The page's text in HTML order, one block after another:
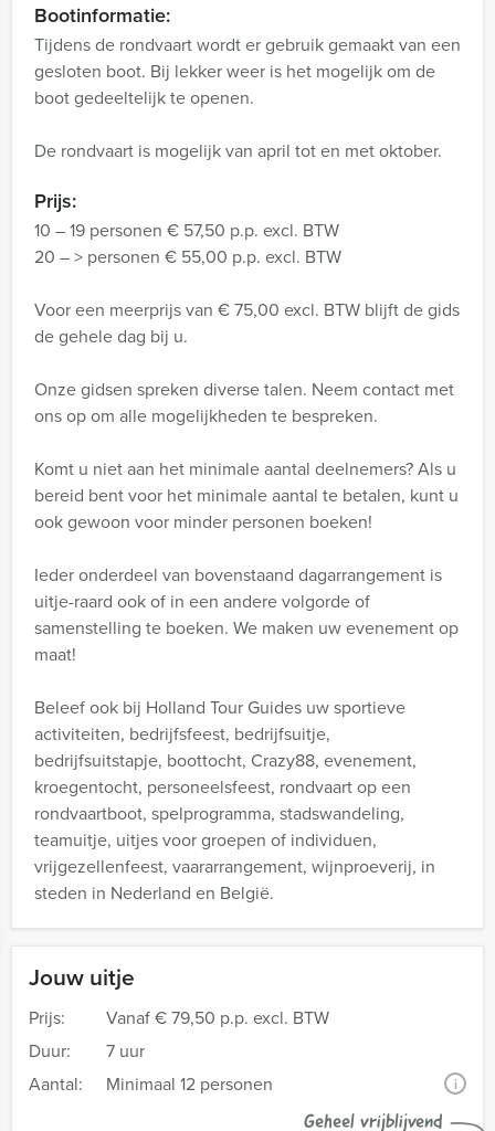
Jouw uitje
Prijs: Vanaf€ 79,50 p.p. excl. BTW
Duur:
7 uur
Aantal:
Minimaal 12 personen i
Geheel vrijblijvend
Bootinformatie:
Tijdens de rondvaart wordt er gebruik gemaakt van een
gesloten boot. Bij lekker weer is het mogelijk om de
boot gedeeltelijk te openen.
De rondvaart is mogelijk van april tot en met oktober.
Prijs:
10 – 19 personen € 57,50 p.p. excl. BTW
20 – > personen € 55,00 p.p. excl. BTW
Voor een meerprijs van € 75,00 excl. BTW blijft de gids
de gehele dag bij u.
Onze gidsen spreken diverse talen. Neem contact met
ons op om alle mogelijkheden te bespreken.
Komt u niet aan het minimale aantal deelnemers? Als u
bereid bent voor het minimale aantal te betalen, kunt u
ook gewoon voor minder personen boeken!
Ieder onderdeel van bovenstaand dagarrangement is
uitje-raard ook of in een andere volgorde of
samenstelling te boeken. We maken uw evenement op
maat!
Beleef ook bij Holland Tour Guides uw sportieve
activiteiten, bedrijfsfeest, bedrijfsuitje,
bedrijfsuitstapje, boottocht, Crazy88, evenement,
kroegentocht, personeelsfeest, rondvaart op een
rondvaartboot, spelprogramma, stadswandeling,
teamuitje, uitjes voor groepen of individuen,
vrijgezellenfeest, vaararrangement, wijnproeverij, in
steden in Nederland en België.